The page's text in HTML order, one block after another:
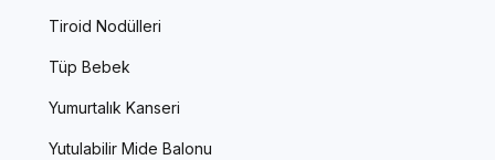
Tiroid Nodülleri
Tüp Bebek
Yumurtalık Kanseri
Yutulabilir Mide Balonu